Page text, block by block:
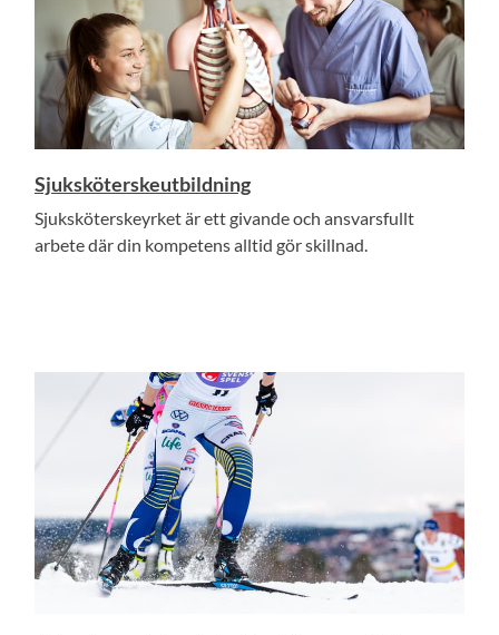
Sjuksköterskeutbildning
Sjuksköterskeyrket är ett givande och ansvarsfullt
arbete där din kompetens alltid gör skillnad.